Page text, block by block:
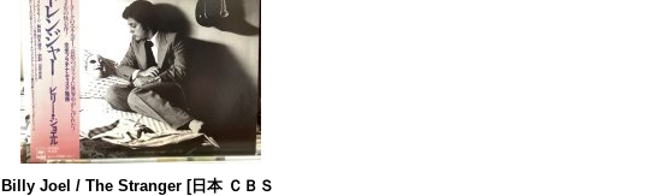
Billy Joel / The Stranger [日本 ＣＢＳ